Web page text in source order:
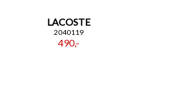
LACOSTE
2040119
490,-